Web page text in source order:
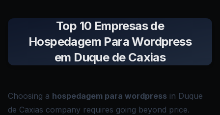
Top 10 Empresas de
Hospedagem Para Wordpress
em Duque de Caxias
Choosing a hospedagem para wordpress in Duque
de Caxias company requires going beyond price.